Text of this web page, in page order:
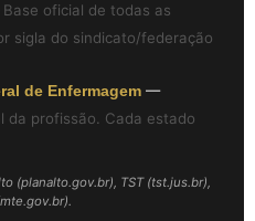
Base oficial de todas as
sigla do sindicato/federação
de Enfermagem —
da profissão. Cada estado
(planalto.gov.br), TST (tst.jus.br),